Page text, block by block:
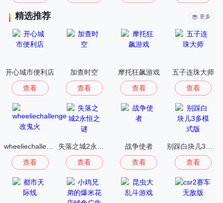
精选推荐 更多
开心城市便利店
查看
加查时空
查看
摩托狂飙游戏
查看
五子连珠大师
查看
查看 查看
战争使者
查看 查看